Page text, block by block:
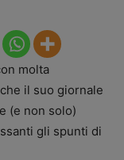
molta
il suo giornale
(e non solo)
gli spunti di